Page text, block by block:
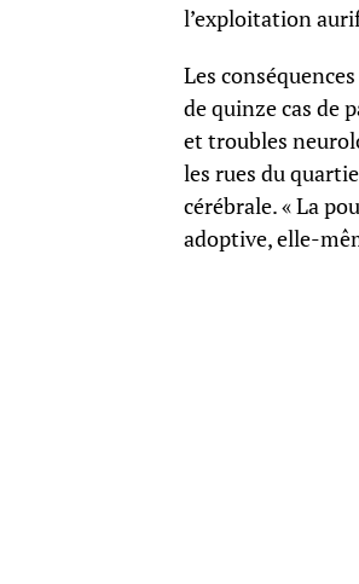
l’exploitation
Les
de quinze cas de
et troubles
les rues du
cérébrale. « La
adoptive, elle-